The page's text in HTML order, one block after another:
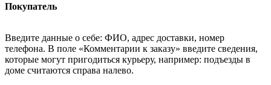
Покупатель
Введите данные о себе: ФИО, адрес доставки, номер
телефона. В поле «Комментарии к заказу» введите сведения,
которые могут пригодиться курьеру, например: подъезды в
доме считаются справа налево.